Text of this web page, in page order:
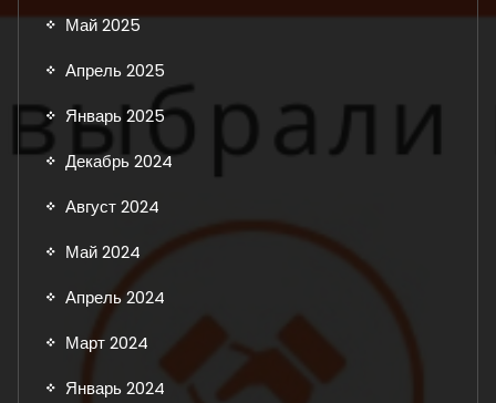
Май 2025
Апрель 2025
Январь 2025
Декабрь 2024
Август 2024
Май 2024
Апрель 2024
Март 2024
Январь 2024